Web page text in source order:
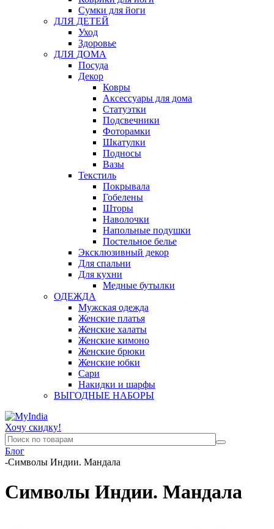
Сумки для йоги
ДЛЯ ДЕТЕЙ
Уход
Здоровье
ДЛЯ ДОМА
Посуда
Декор
Ковры
Аксессуары для дома
Статуэтки
Подсвечники
Фоторамки
Шкатулки
Подносы
Вазы
Текстиль
Покрывала
Гобелены
Шторы
Наволочки
Напольные подушки
Постельное белье
Эксклюзивный декор
Для спальни
Для кухни
Медные бутылки
ОДЕЖДА
Мужская одежда
Женские платья
Женские халаты
Женские кимоно
Женские брюки
Женские юбки
Сари
Накидки и шарфы
ВЫГОДНЫЕ НАБОРЫ
Хочу скидку!
Блог
-Символы Индии. Мандала
Символы Индии. Мандала